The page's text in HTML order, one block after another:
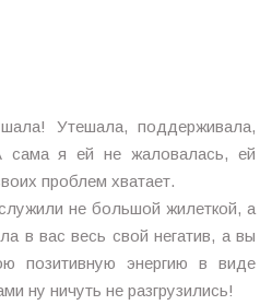
Утешала, поддерживала,
сама я ей не жаловалась, ей
проблем хватает.
не большой жилеткой, а
в вас весь свой негатив, а вы
позитивную энергию в виде
ну ничуть не разгрузились!